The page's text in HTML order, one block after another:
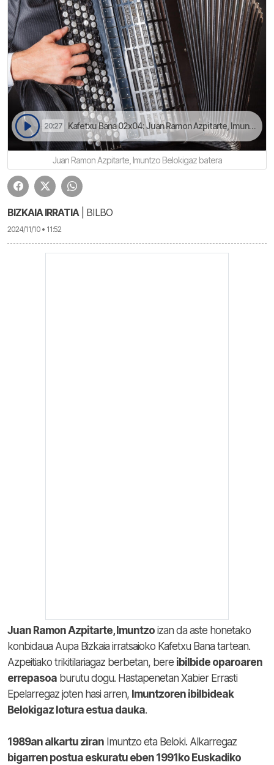
20:27 Kafetxu Bana 02x04: Juan Ramon Azpitarte, Imuntzo | Aupa Bizkaia
Juan Ramon Azpitarte, Imuntzo Belokigaz batera
BIZKAIA IRRATIA| BILBO
2024/11/10 • 11:52
Juan Ramon Azpitarte, Imuntzo izan da aste honetako
konbidaua Aupa Bizkaia irratsaioko Kafetxu Bana tartean.
Azpeitiako trikitilariagaz berbetan, bere ibilbide oparoaren
errepasoa burutu dogu. Hastapenetan Xabier Errasti
Epelarregaz joten hasi arren, Imuntzoren ibilbideak
Belokigaz lotura estua dauka.
1989an alkartu ziran Imuntzo eta Beloki. Alkarregaz
bigarren postua eskuratu eben 1991ko Euskadiko